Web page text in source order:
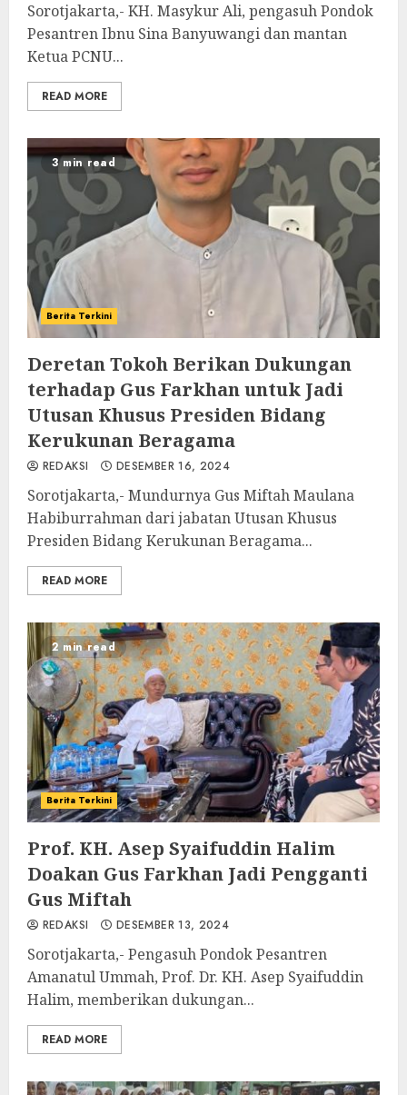
Sorotjakarta,- KH. Masykur Ali, pengasuh Pondok
Pesantren Ibnu Sina Banyuwangi dan mantan
Ketua PCNU...
READ MORE
3 min read
Berita Terkini
Deretan Tokoh Berikan Dukungan
terhadap Gus Farkhan untuk Jadi
Utusan Khusus Presiden Bidang
Kerukunan Beragama
REDAKSI DESEMBER 16, 2024
Sorotjakarta,- Mundurnya Gus Miftah Maulana
Habiburrahman dari jabatan Utusan Khusus
Presiden Bidang Kerukunan Beragama...
READ MORE
2 min read
Berita Terkini
Prof. KH. Asep Syaifuddin Halim
Doakan Gus Farkhan Jadi Pengganti
Gus Miftah
REDAKSI DESEMBER 13, 2024
Sorotjakarta,- Pengasuh Pondok Pesantren
Amanatul Ummah, Prof. Dr. KH. Asep Syaifuddin
Halim, memberikan dukungan...
READ MORE